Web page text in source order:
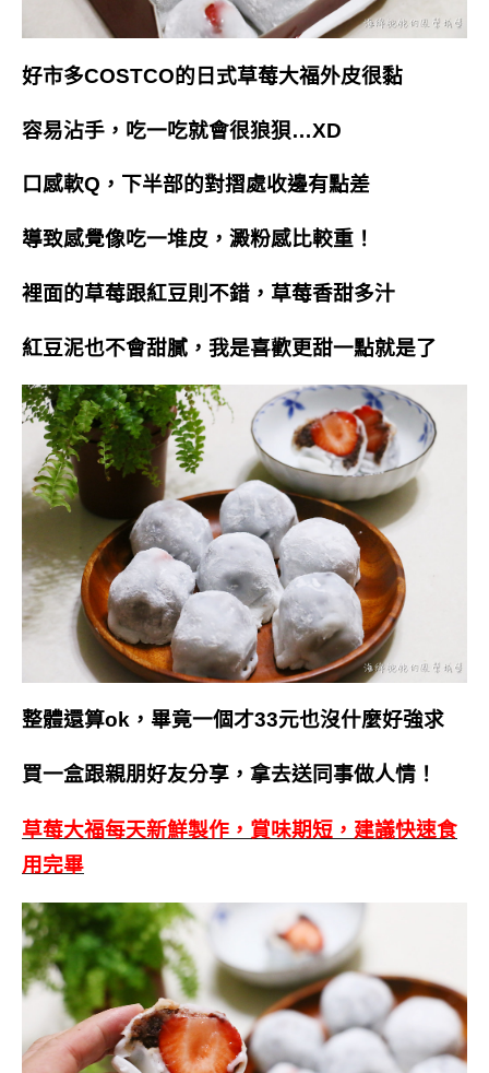
好市多COSTCO的日式草莓大福外皮很黏
容易沾手，吃一吃就會很狼狽…XD
口感軟Q，下半部的對摺處收邊有點差
導致感覺像吃一堆皮，澱粉感比較重！
裡面的草莓跟紅豆則不錯，草莓香甜多汁
紅豆泥也不會甜膩，我是喜歡更甜一點就是了
整體還算ok，畢竟一個才33元也沒什麼好強求
買一盒跟親朋好友分享，拿去送同事做人情！
草莓大福每天新鮮製作，賞味期短，建議快速食
用完畢